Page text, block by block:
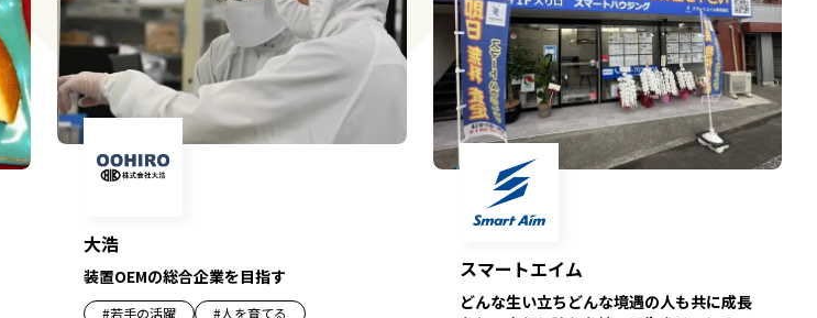
大浩
装置OEMの総合企業を目指す
#若手の活躍 #人を育てる
スマートエイム
どんな生い立ちどんな境遇の人も共に成長